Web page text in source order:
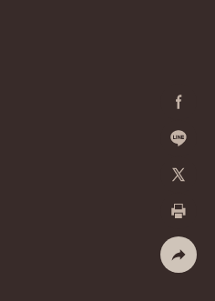
加入好
列印